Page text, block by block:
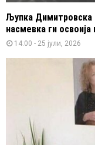
Љупка Димитровска
насмевка ги освоија
14:00 - 25 јули, 2026